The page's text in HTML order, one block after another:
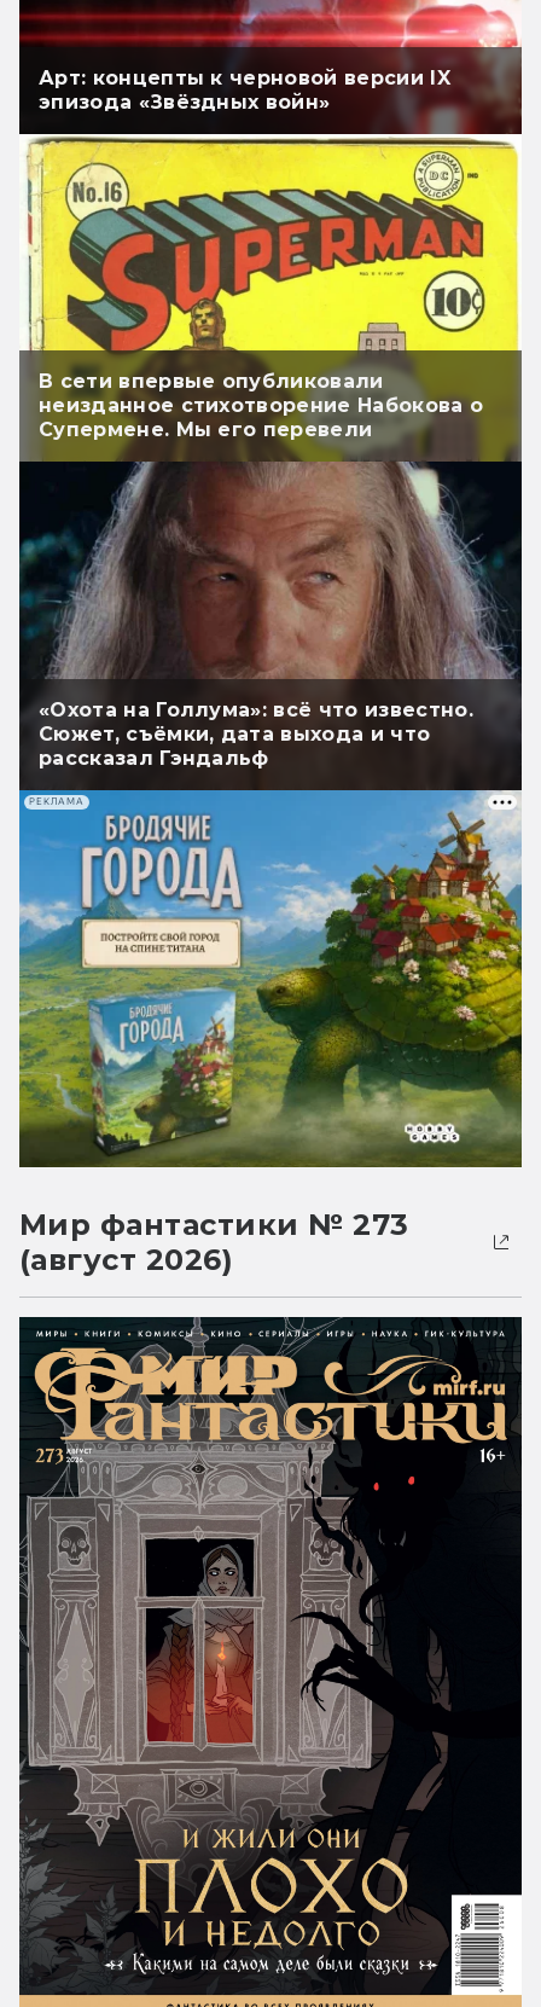
Арт: концепты к черновой версии IX
эпизода «Звёздных войн»
В сети впервые опубликовали
неизданное стихотворение Набокова о
Супермене. Мы его перевели
«Охота на Голлума»: всё что известно.
Сюжет, съёмки, дата выхода и что
рассказал Гэндальф
РЕКЛАМА
Мир фантастики № 273
(август 2026)